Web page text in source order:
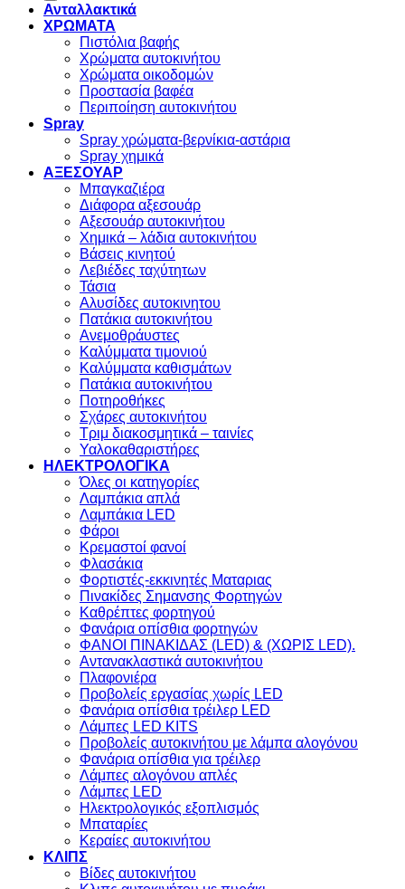
Ανταλλακτικά
ΧΡΩΜΑΤΑ
Πιστόλια βαφής
Χρώματα αυτοκινήτου
Χρώματα οικοδομών
Προστασία βαφέα
Περιποίηση αυτοκινήτου
Spray
Spray χρώματα-βερνίκια-αστάρια
Spray χημικά
ΑΞΕΣΟΥΑΡ
Μπαγκαζιέρα
Διάφορα αξεσουάρ
Αξεσουάρ αυτοκινήτου
Χημικά – λάδια αυτοκινήτου
Βάσεις κινητού
Λεβιέδες ταχύτητων
Τάσια
Αλυσίδες αυτοκινητου
Πατάκια αυτοκινήτου
Ανεμοθράυστες
Καλύμματα τιμονιού
Καλύμματα καθισμάτων
Πατάκια αυτοκινήτου
Ποτηροθήκες
Σχάρες αυτοκινήτου
Τριμ διακοσμητικά – ταινίες
Υαλοκαθαριστήρες
ΗΛΕΚΤΡΟΛΟΓΙΚΑ
Όλες οι κατηγορίες
Λαμπάκια απλά
Λαμπάκια LED
Φάροι
Κρεμαστοί φανοί
Φλασάκια
Φορτιστές-εκκινητές Ματαριας
Πινακίδες Σημανσης Φορτηγών
Kαθρέπτες φορτηγού
Φανάρια οπίσθια φορτηγών
ΦΑΝΟΙ ΠΙΝΑΚΙΔΑΣ (LED) & (XΩΡΙΣ LED).
Aντανακλαστικά αυτοκινήτου
Πλαφονιέρα
Προβολείς εργασίας χωρίς LED
Φανάρια οπίσθια τρέιλερ LED
Λάμπες LED KITS
Προβολείς αυτοκινήτου με λάμπα αλογόνου
Φανάρια οπίσθια για τρέιλερ
Λάμπες αλογόνου απλές
Λάμπες LED
Ηλεκτρολογικός εξοπλισμός
Μπαταρίες
Κεραίες αυτοκινήτου
ΚΛΙΠΣ
Βίδες αυτοκινήτου